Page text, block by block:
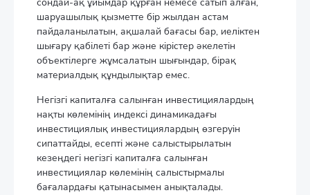
шаруашылық қызметте бір жылдан астам
пайдаланылатын, ақшалай бағасы бар, иеліктен
шығару қабілеті бар және кірістер әкелетін
объектілерге жұмсалатын шығындар, бірақ
материалдық құндылықтар емес.
Негізгі капиталға салынған инвестициялардың
нақты көлемінің индексі динамикадағы
инвестициялық инвестициялардың өзгеруін
сипаттайды, есепті және салыстырылатын
кезеңдегі негізгі капиталға салынған
инвестициялар көлемінің салыстырмалы
бағалардағы қатынасымен анықталады.